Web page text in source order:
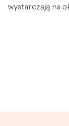
wystarczają na